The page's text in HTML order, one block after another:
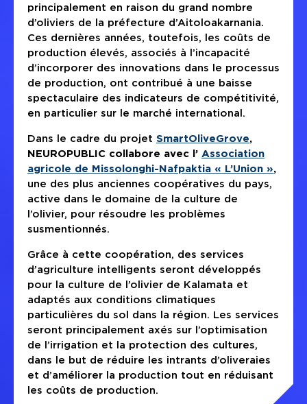
principalement en raison du grand nombre
d’oliviers de la préfecture d’Aitoloakarnania.
Ces dernières années, toutefois, les coûts de
production élevés, associés à l’incapacité
d’incorporer des innovations dans le processus
de production, ont contribué à une baisse
spectaculaire des indicateurs de compétitivité,
en particulier sur le marché international.
Dans le cadre du projet SmartOliveGrove,
NEUROPUBLIC collabore avec l’ Association
agricole de Missolonghi-Nafpaktia « L’Union »,
une des plus anciennes coopératives du pays,
active dans le domaine de la culture de
l’olivier, pour résoudre les problèmes
susmentionnés.
Grâce à cette coopération, des services
d’agriculture intelligents seront développés
pour la culture de l’olivier de Kalamata et
adaptés aux conditions climatiques
particulières du sol dans la région. Les services
seront principalement axés sur l’optimisation
de l’irrigation et la protection des cultures,
dans le but de réduire les intrants d’oliveraies
et d’améliorer la production tout en réduisant
les coûts de production.